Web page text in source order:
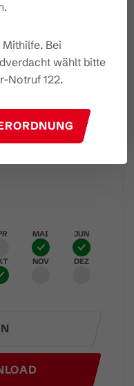
MAI JUN
NOV DEZ
Bei
wählt bitte
Notruf 122.